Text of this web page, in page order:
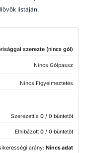
listáján.
szerezte (nincs gól)
Nincs Gólpassz
Nincs Figyelmeztetés
Szerezett a 0 / 0 büntetőt
Elhibázott 0 / 0 büntetőt
arány: Nincs adat